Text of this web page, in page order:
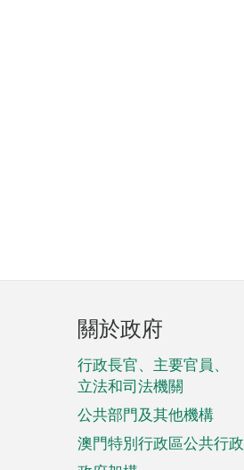
頁
腳
菜
單
關於政府
行政長官、主要官員、
立法和司法機關
公共部門及其他機構
澳門特別行政區公共行政